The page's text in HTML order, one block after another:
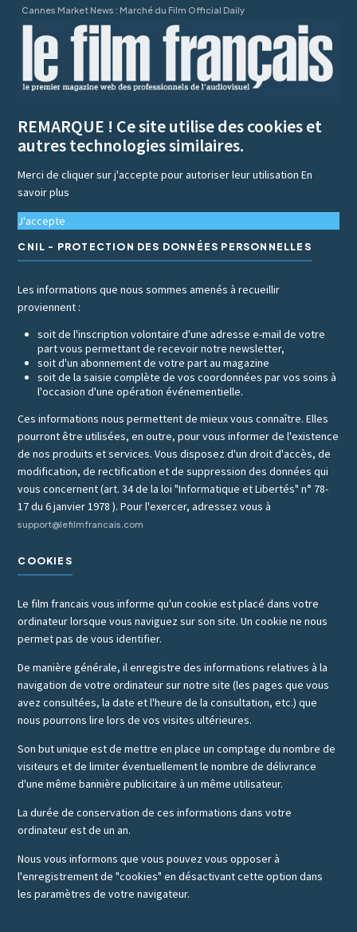
Cannes Market News : Marché du Film Official Daily
REMARQUE ! Ce site utilise des cookies et
autres technologies similaires.
Merci de cliquer sur j'accepte pour autoriser leur utilisationEn
savoir plus
J'accepte
CNIL - PROTECTION DES DONNÉES PERSONNELLES
Les informations que nous sommes amenés à recueillir
proviennent :
soit de l'inscription volontaire d'une adresse e-mail de votre
part vous permettant de recevoir notre newsletter,
soit d'un abonnement de votre part au magazine
soit de la saisie complète de vos coordonnées par vos soins à
l'occasion d'une opération événementielle.
Ces informations nous permettent de mieux vous connaître. Elles
pourront être utilisées, en outre, pour vous informer de l'existence
de nos produits et services. Vous disposez d'un droit d'accès, de
modification, de rectification et de suppression des données qui
vous concernent (art. 34 de la loi "Informatique et Libertés" n° 78-
17 du 6 janvier 1978 ). Pour l'exercer, adressez vous à
support@lefilmfrancais.com
COOKIES
Le film francais vous informe qu'un cookie est placé dans votre
ordinateur lorsque vous naviguez sur son site. Un cookie ne nous
permet pas de vous identifier.
De manière générale, il enregistre des informations relatives à la
navigation de votre ordinateur sur notre site (les pages que vous
avez consultées, la date et l'heure de la consultation, etc.) que
nous pourrons lire lors de vos visites ultérieures.
Son but unique est de mettre en place un comptage du nombre de
visiteurs et de limiter éventuellement le nombre de délivrance
d'une même bannière publicitaire à un même utilisateur.
La durée de conservation de ces informations dans votre
ordinateur est de un an.
Nous vous informons que vous pouvez vous opposer à
l'enregistrement de "cookies" en désactivant cette option dans
les paramètres de votre navigateur.